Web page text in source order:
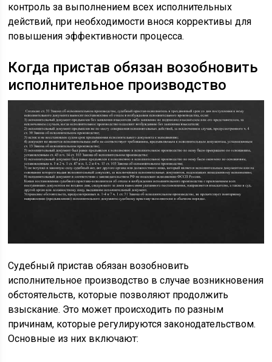
контроль за выполнением всех исполнительных
действий, при необходимости внося коррективы для
повышения эффективности процесса.
Когда пристав обязан возобновить
исполнительное производство
Судебный пристав обязан возобновить
исполнительное производство в случае возникновения
обстоятельств, которые позволяют продолжить
взыскание. Это может происходить по разным
причинам, которые регулируются законодательством.
Основные из них включают: